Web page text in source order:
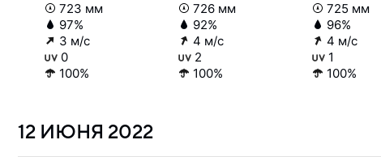
723 мм
97%
3 м/с
0
100%
726 мм
92%
4 м/с
2
100%
725 мм
96%
4 м/с
1
100%
12 ИЮНЯ 2022